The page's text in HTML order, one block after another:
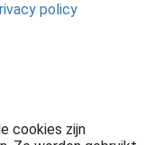
policy
cookies zijn